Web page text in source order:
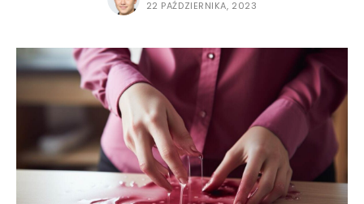
22 PAŹDZIERNIKA, 2023